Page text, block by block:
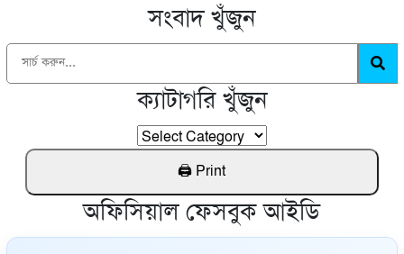
সংবাদ খুঁজুন
ক্যাটাগরি খুঁজুন
অফিসিয়াল ফেসবুক আইডি